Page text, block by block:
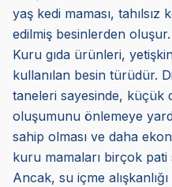
yaş kedi maması,
edilmiş besinlerden oluşur.
Kuru gıda ürünleri,
kullanılan besin türüdür.
taneleri sayesinde, küçük
oluşumunu önlemeye
sahip olması ve daha
kuru mamaları birçok
Ancak, su içme